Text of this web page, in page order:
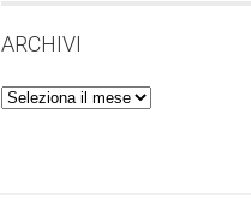
ARCHIVI
Archivi